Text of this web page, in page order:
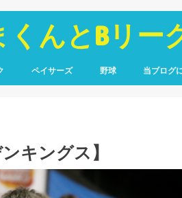
くんとBリー
ペイサーズ 野球 当ブログ
キングス】